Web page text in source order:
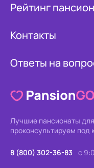
Рейтинг
Контакты
Ответы на
Лучшие пансионаты
проконсультируем под
8 (800) 302-36-83 с